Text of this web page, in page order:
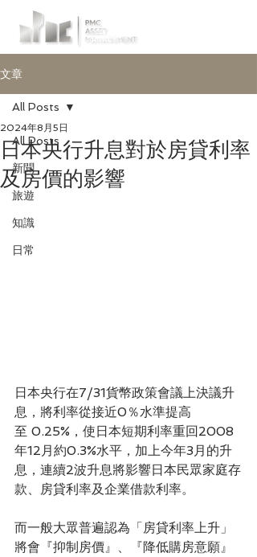
文章
All Posts
新聞
旅遊
知識
日常
All Posts
日本央行升息對於房貸利率
及房價的影響
2024年8月5日
日本央行在7/31貨幣政策會議上決議升
息，將利率從接近0％水準提高
至 0.25%，使日本短期利率重回2008
年12月約0.3%水平，加上今年3月的升
息，連續2波升息將影響日本民眾家庭存
款、房貸利率及企業借款利率。
而一般大眾普遍認為「房貸利率上升」
將會『抑制房價』、『降低購房意願』